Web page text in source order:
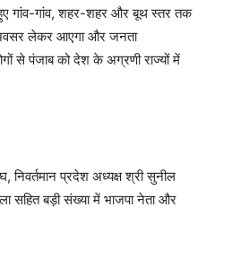
हुए गांव-गांव, शहर-शहर और बूथ स्तर तक
अवसर लेकर आएगा और जनता
से पंजाब को देश के अग्रणी राज्यों में
निवर्तमान प्रदेश अध्यक्ष श्री सुनील
सहित बड़ी संख्या में भाजपा नेता और